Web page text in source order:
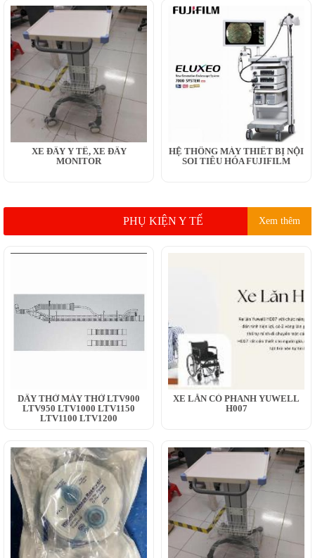
XE ĐẨY Y TẾ, XE ĐẨY
MONITOR
HỆ THỐNG MÁY THIẾT BỊ NỘI
SOI TIÊU HÓA FUJIFILM
PHỤ KIỆN Y TẾ Xem thêm
DÂY THỞ MÁY THỞ LTV900
LTV950 LTV1000 LTV1150
LTV1100 LTV1200
XE LĂN CÓ PHANH YUWELL
H007